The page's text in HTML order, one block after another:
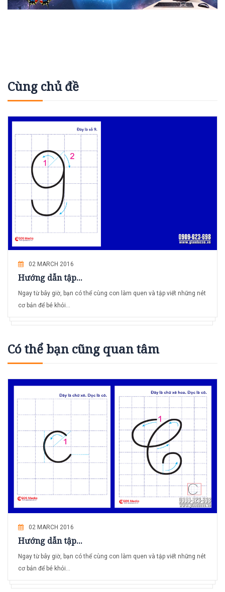
Cùng chủ đề
02 MARCH 2016
Hướng dẫn tập...
Ngay từ bây giờ, bạn có thể cùng con làm quen và tập viết những nét
cơ bản để bé khỏi...
Có thể bạn cũng quan tâm
02 MARCH 2016
Hướng dẫn tập...
Ngay từ bây giờ, bạn có thể cùng con làm quen và tập viết những nét
cơ bản để bé khỏi...